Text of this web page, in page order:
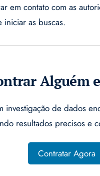
em contato com as
as buscas.
Alguém
investigação de dados
resultados precisos e
Contratar Agora